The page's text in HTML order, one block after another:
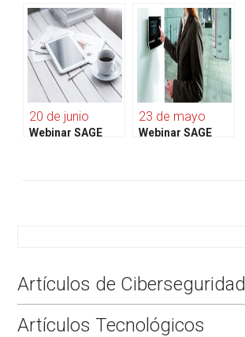
producto
20 de junio
Webinar SAGE
23 de mayo
Webinar SAGE
Artículos de Ciberseguridad
Artículos Tecnológicos